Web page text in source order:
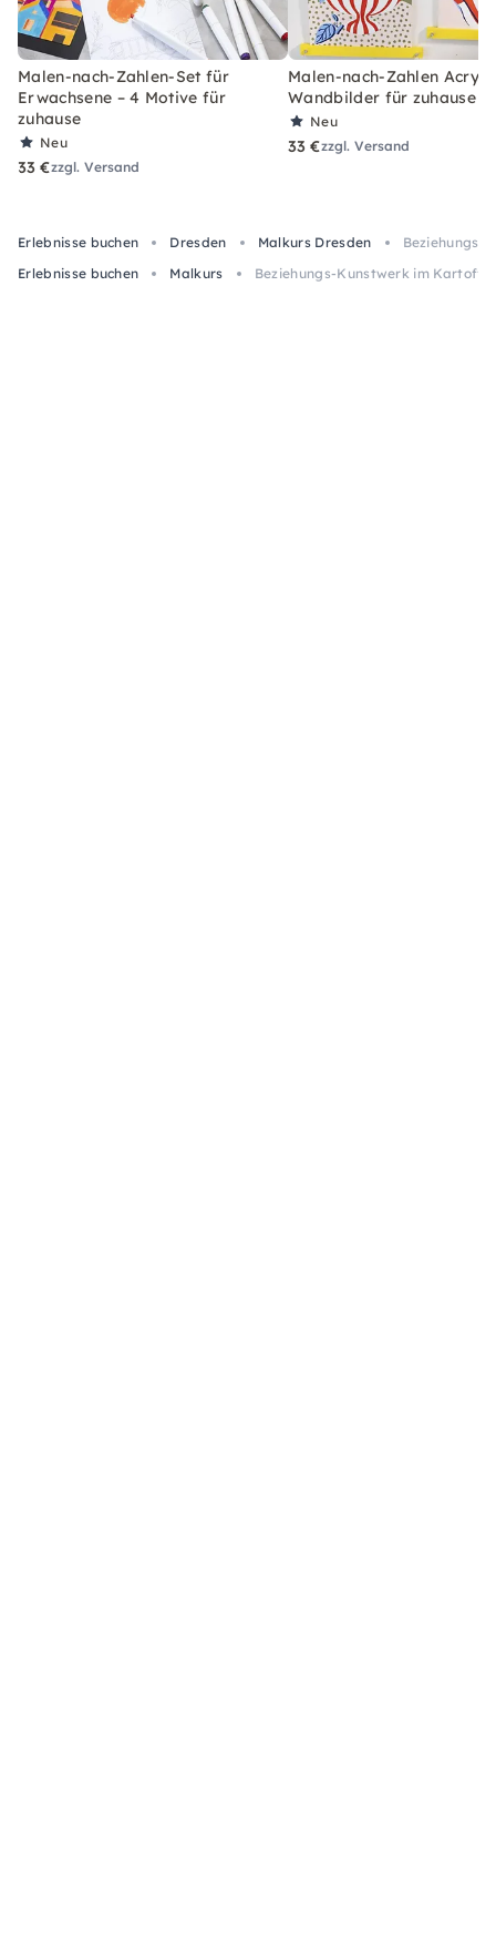
Malen-nach-Zahlen-Set für
Erwachsene – 4 Motive für
zuhause
Neu
33 €zzgl. Versand
Malen-nach-Zahlen Acryl-
Wandbilder für zuhause
Neu
33 €zzgl. Versand
Erlebnisse buchen Dresden Malkurs Dresden
Beziehungs-
Erlebnisse buchen
Malkurs Beziehungs-Kunstwerk im